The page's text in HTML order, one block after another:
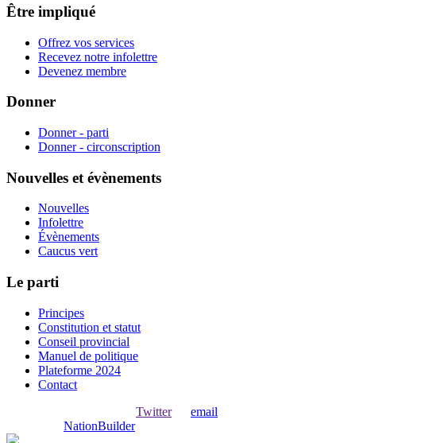
Être impliqué
Offrez vos services
Recevez notre infolettre
Devenez membre
Donner
Donner - parti
Donner - circonscription
Nouvelles et évènements
Nouvelles
Infolettre
Évènements
Caucus vert
Le parti
Principes
Constitution et statut
Conseil provincial
Manuel de politique
Plateforme 2024
Contact
Twitterou email
NationBuilder